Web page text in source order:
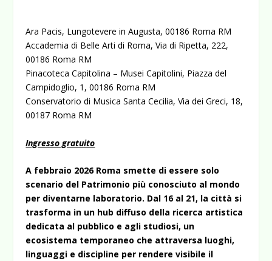
Ara Pacis, Lungotevere in Augusta, 00186 Roma RM
Accademia di Belle Arti di Roma,Via di Ripetta, 222,
00186 Roma RM
Pinacoteca Capitolina – Musei Capitolini, Piazza del
Campidoglio, 1, 00186 Roma RM
Conservatorio di Musica Santa Cecilia,Via dei Greci, 18,
00187 Roma RM
Ingresso gratuito
A febbraio 2026 Roma smette di essere solo
scenario del Patrimonio più conosciuto al mondo
per diventarne laboratorio. Dal 16 al 21, la città si
trasforma in un hub diffuso della ricerca artistica
dedicata al pubblico e agli studiosi, un
ecosistema temporaneo che attraversa luoghi,
linguaggi e discipline per rendere visibile il